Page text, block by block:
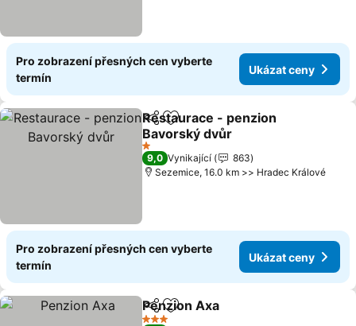
Pro zobrazení přesných cen vyberte
termín
Ukázat ceny
SdíletPřidat na seznam oblíbených
Restaurace - penzion
Bavorský dvůr
1 Počet hvězdiček
9,0 Vynikající
863
Sezemice, 16.0 km >> Hradec Králové
Pro zobrazení přesných cen vyberte
termín
Ukázat ceny
SdíletPřidat na seznam oblíbených
Penzion Axa